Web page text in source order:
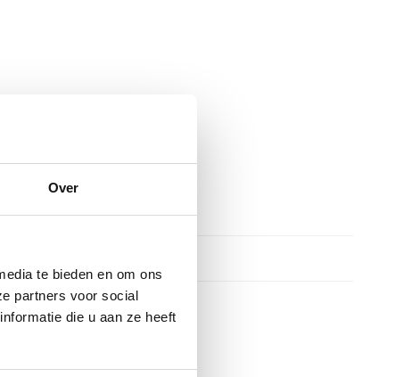
Over
te bieden en om ons
partners voor social
die u aan ze heeft